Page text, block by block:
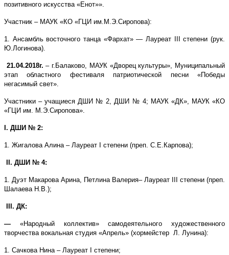
позитивного искусства «Енот»».
Участник – МАУК «КО «ГЦИ им.М.Э.Сиропова):
1. Ансамбль восточного танца «Фархат» — Лауреат
степени (рук.
Ю.Логинова).
21.04.2018г. –г.Балаково, МАУК «Дворец культуры», Муниципальный
этап областного фестиваля патриотической песни «Победы
негасимый свет».
Участники – учащиеся ДШИ № 2, ДШИ № 4; МАУК «ДК», МАУК «КО
«ГЦИ им. М.Э.Сиропова».
. ДШИ № 2:
1. Жигалова Алина – Лауреат степени (преп. С.Е.Карпова);
. ДШИ № 4:
1. Дуэт Макарова Арина, Петлина Валерия– Лауреат степени (преп.
Шалаева Н.В.);
. ДК:
— «Народный коллектив» самодеятельного художественного
творчества вокальная студия «Апрель» (хормейстер Л. Лунина):
1. Сачкова Нина – Лауреат степени;